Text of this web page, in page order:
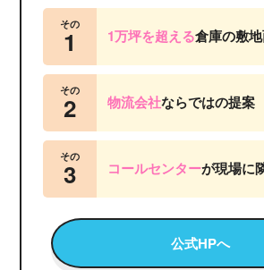
その
1 1万坪を超える倉庫の敷
その
2 物流会社ならではの提案
その
3 コールセンターが現場に
公式HPへ